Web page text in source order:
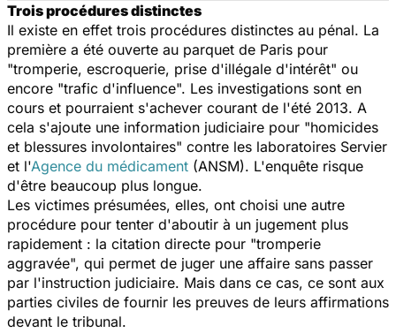
Trois procédures distinctes
Il existe en effet trois procédures distinctes au pénal. La
première a été ouverte au parquet de Paris pour
"tromperie, escroquerie, prise d'illégale d'intérêt" ou
encore "trafic d'influence". Les investigations sont en
cours et pourraient s'achever courant de l'été 2013. A
cela s'ajoute une information judiciaire pour "homicides
et blessures involontaires" contre les laboratoires Servier
et l'Agence du médicament (ANSM). L'enquête risque
d'être beaucoup plus longue.
Les victimes présumées, elles, ont choisi une autre
procédure pour tenter d'aboutir à un jugement plus
rapidement : la citation directe pour "tromperie
aggravée", qui permet de juger une affaire sans passer
par l'instruction judiciaire. Mais dans ce cas, ce sont aux
parties civiles de fournir les preuves de leurs affirmations
devant le tribunal.